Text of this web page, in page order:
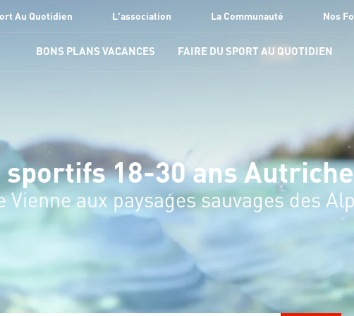
Au Quotidien L'association La Communauté Nos
BONS PLANS VACANCES FAIRE DU SPORT AU QUOTIDIEN
18-30 ans Autriche
Vienne aux paysages sauvages des